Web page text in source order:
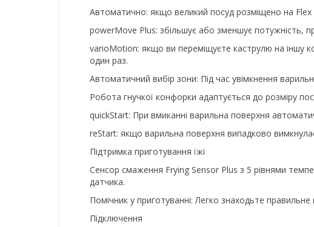
Автоматично: якщо великий посуд розміщено на
powerMove Plus: збільшує або зменшує потужність,
varioMotion: якщо ви переміщуєте каструлю на іншу
один раз.
Автоматичний вибір зони: Під час увімкнення
Робота гнучкої конфорки адаптується до розміру
quickStart: При вмиканні варильна поверхня
reStart: якщо варильна поверхня випадково
Підтримка приготування їжі
Сенсор смаження Frying Sensor Plus з 5 рівнями
датчика.
Помічник у приготуванні: Легко знаходьте
Підключення